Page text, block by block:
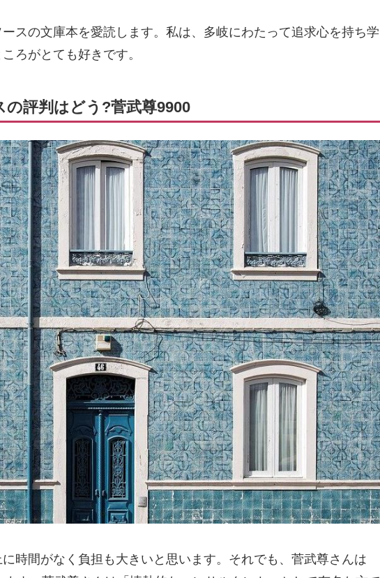
スの文庫本を愛読します。私は、多岐にわたって追求心を持ち学
ろがとても好きです。
評判はどう?菅武尊9900
時間がなく負担も大きいと思います。それでも、菅武尊さんは